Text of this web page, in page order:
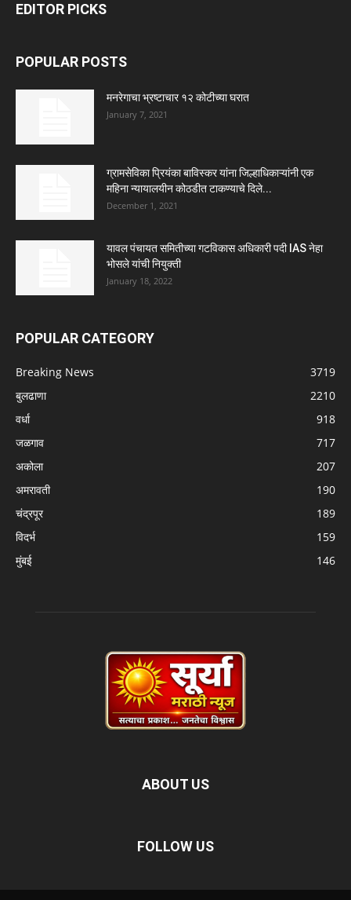
EDITOR PICKS
POPULAR POSTS
मनरेगाचा भ्रष्टाचार १२ कोटीच्या घरात
January 7, 2021
ग्रामसेविका प्रियंका बाविस्कर यांना जिल्हाधिकाऱ्यांनी एक
महिना न्यायालयीन कोठडीत टाकण्याचे दिले...
December 1, 2021
यावल पंचायत समितीच्या गटविकास अधिकारी पदी IAS नेहा
भोसले यांची नियुक्ती
January 18, 2022
POPULAR CATEGORY
Breaking News
3719
बुलढाणा
2210
वर्धा
918
जळगाव
717
अकोला
207
अमरावती
190
चंद्रपूर
189
विदर्भ
159
मुंबई
146
ABOUT US
FOLLOW US